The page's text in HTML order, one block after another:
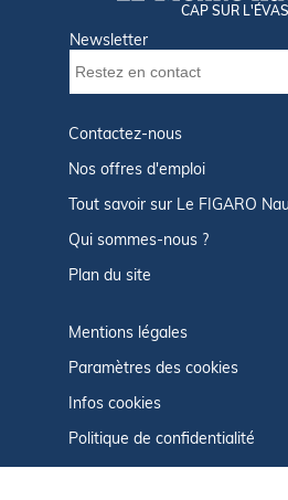
CAP SUR
Newsletter
Contactez-nous
Nos offres d'emploi
Tout savoir sur Le FIGARO
Qui sommes-nous ?
Plan du site
Mentions légales
Paramètres des cookies
Infos cookies
Politique de confidentialité
CGU